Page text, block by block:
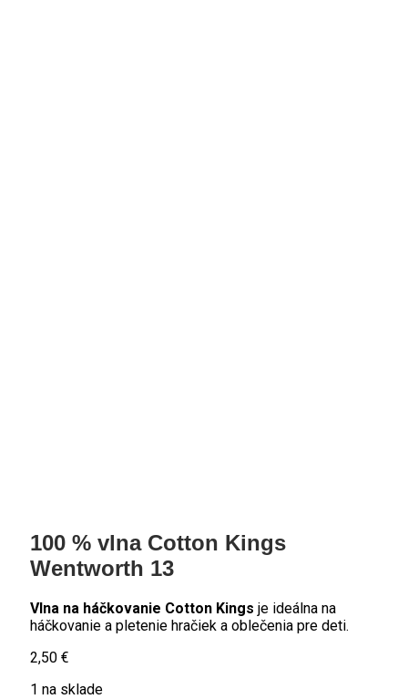
100 % vlna Cotton Kings
Wentworth 13
Vlna na háčkovanie Cotton Kings je ideálna na
háčkovanie a pletenie hračiek a oblečenia pre deti.
2,50 €
1 na sklade